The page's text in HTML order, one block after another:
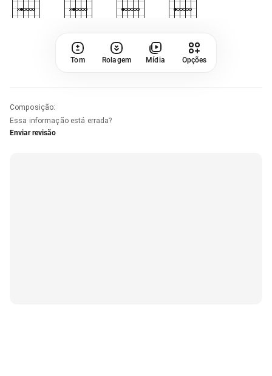
Tom Rolagem Mídia Opções
Composição:
Essa informação está errada?
Enviar revisão